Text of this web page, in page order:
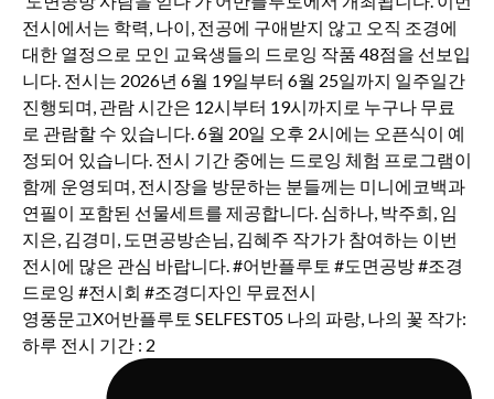
영풍문고X어반플루토 SELFEST05 나의 파랑, 나의 꽃 작가:
하루 전시 기간 : 2